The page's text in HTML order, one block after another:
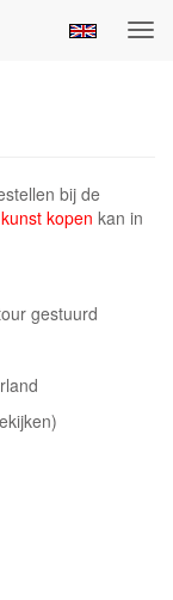
bij de
kunst kopen kan in
gestuurd